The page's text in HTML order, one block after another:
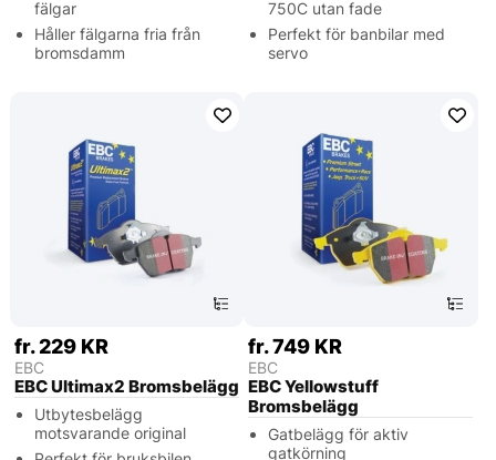
fälgar
Håller fälgarna fria från
bromsdamm
750C utan fade
Perfekt för banbilar med
servo
fr. 229 KR
EBC
EBC Ultimax2 Bromsbelägg
Utbytesbelägg
motsvarande original
fr. 749 KR
EBC
EBC Yellowstuff
Bromsbelägg
Gatbelägg för aktiv
gatkörning